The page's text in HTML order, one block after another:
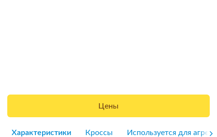
Цены
Характеристики Кроссы Используется для